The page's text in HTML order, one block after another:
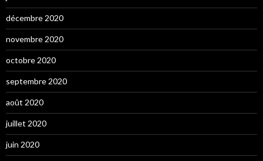
décembre 2020
novembre 2020
octobre 2020
septembre 2020
août 2020
juillet 2020
juin 2020